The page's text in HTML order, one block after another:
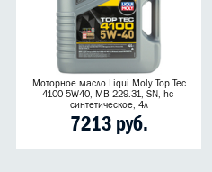
Моторное масло Liqui Moly Top Tec
4100 5W40, MB 229.31, SN, hc-
синтетическое, 4л
7213 руб.